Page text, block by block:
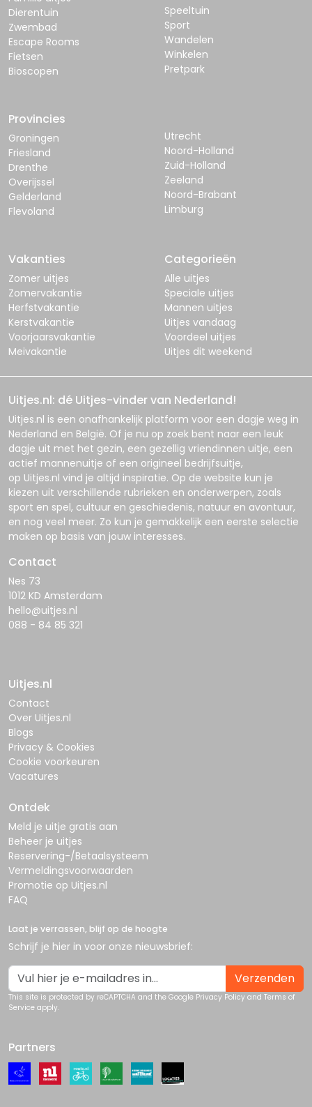
Dierentuin
Zwembad
Escape Rooms
Fietsen
Bioscopen
Speeltuin
Sport
Wandelen
Winkelen
Pretpark
Provincies
Groningen
Friesland
Drenthe
Overijssel
Gelderland
Flevoland
Utrecht
Noord-Holland
Zuid-Holland
Zeeland
Noord-Brabant
Limburg
Vakanties
Zomer uitjes
Zomervakantie
Herfstvakantie
Kerstvakantie
Voorjaarsvakantie
Meivakantie
Categorieën
Alle uitjes
Speciale uitjes
Mannen uitjes
Uitjes vandaag
Voordeel uitjes
Uitjes dit weekend
Uitjes.nl: dé Uitjes-vinder van Nederland!
Uitjes.nl is een onafhankelijk platform voor een dagje weg in
Nederland en België. Of je nu op zoek bent naar een leuk
dagje uit met het gezin, een gezellig vriendinnen uitje, een
actief mannenuitje of een origineel bedrijfsuitje,
op Uitjes.nl vind je altijd inspiratie. Op de website kun je
kiezen uit verschillende rubrieken en onderwerpen, zoals
sport en spel, cultuur en geschiedenis, natuur en avontuur,
en nog veel meer. Zo kun je gemakkelijk een eerste selectie
maken op basis van jouw interesses.
Contact
Nes 73
1012 KD Amsterdam
hello@uitjes.nl
088 - 84 85 321
Uitjes.nl
Contact
Over Uitjes.nl
Blogs
Privacy & Cookies
Cookie voorkeuren
Vacatures
Ontdek
Meld je uitje gratis aan
Beheer je uitjes
Reservering-/Betaalsysteem
Vermeldingsvoorwaarden
Promotie op Uitjes.nl
FAQ
Laat je verrassen, blijf op de hoogte
Schrijf je hier in voor onze nieuwsbrief:
Verzenden
This site is protected by reCAPTCHA and the Google Privacy Policy and Terms of
Service apply.
Partners